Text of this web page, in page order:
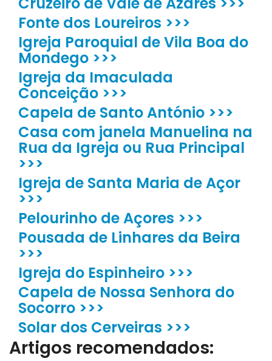
Fonte dos Loureiros >>>
Igreja Paroquial de Vila Boa do
Mondego >>>
Igreja da Imaculada
Conceição >>>
Capela de Santo António >>>
Casa com janela Manuelina na
Rua da Igreja ou Rua Principal
>>>
Igreja de Santa Maria de Açor
>>>
Pelourinho de Açores >>>
Pousada de Linhares da Beira
>>>
Igreja do Espinheiro >>>
Capela de Nossa Senhora do
Socorro >>>
Solar dos Cerveiras >>>
Artigos recomendados: